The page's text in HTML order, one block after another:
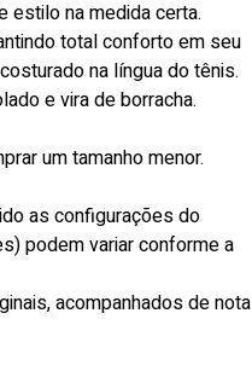
estilo na medida certa.
total conforto em seu
na língua do tênis.
e vira de borracha.
um tamanho menor.
as configurações do
podem variar conforme a
acompanhados de nota